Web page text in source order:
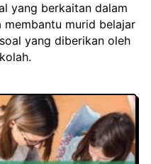
yang berkaitan dalam
membantu murid belajar
yang diberikan oleh